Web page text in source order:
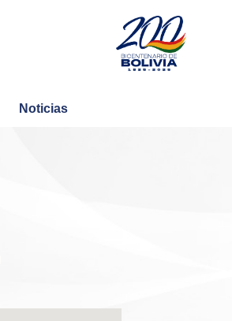
Noticias